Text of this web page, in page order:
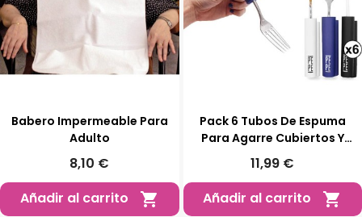
Babero Impermeable Para
Adulto
8,10 €
Añadir al carrito

Pack 6 Tubos De Espuma
Para Agarre Cubiertos Y
Utensilios
11,99 €
Añadir al carrito
